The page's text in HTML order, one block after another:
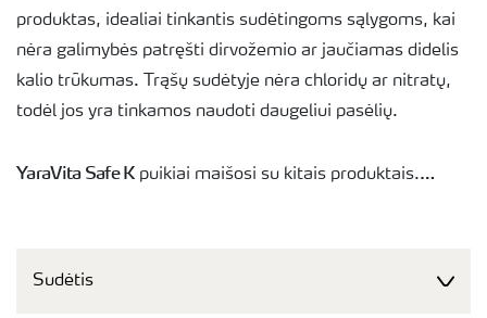
produktas, idealiai tinkantis sudėtingoms sąlygoms, kai
nėra galimybės patręšti dirvožemio ar jaučiamas didelis
kalio trūkumas. Trąšų sudėtyje nėra chloridų ar nitratų,
todėl jos yra tinkamos naudoti daugeliui pasėlių.
YaraVita Safe Kpuikiai maišosi su kitais produktais.
Sudėtis